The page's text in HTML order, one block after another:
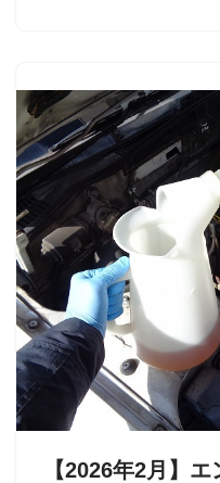
【2026年2月】